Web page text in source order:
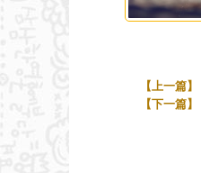
【上一篇】
【下一篇】